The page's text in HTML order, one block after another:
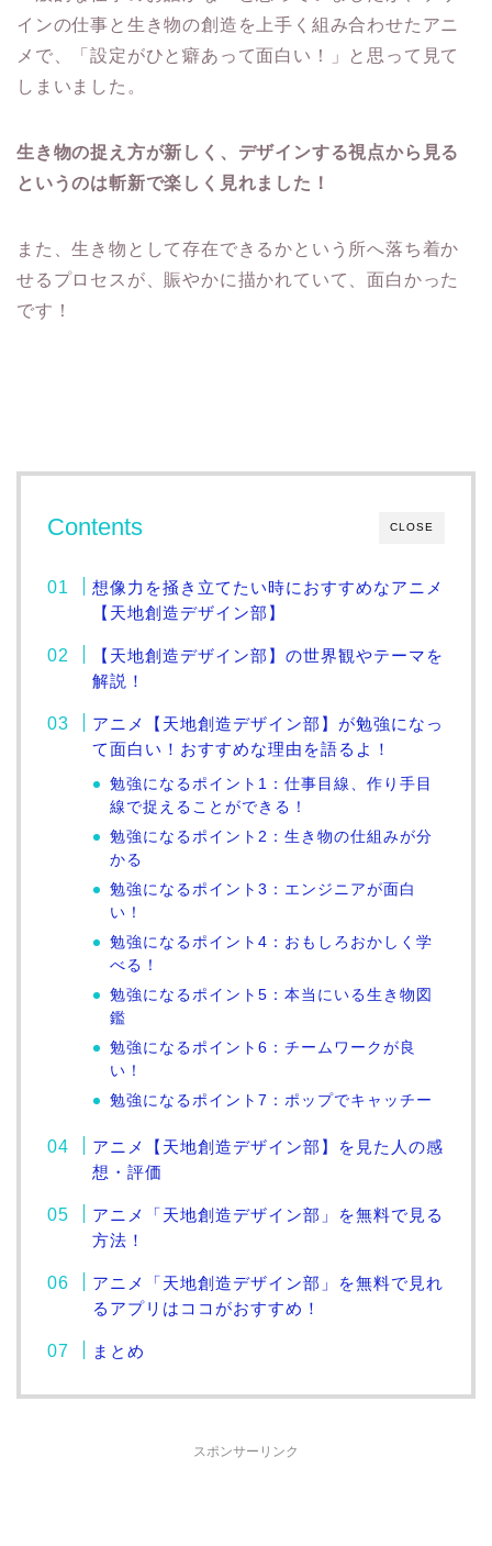
インの仕事と生き物の創造を上手く組み合わせたアニ
メで、「設定がひと癖あって面白い！」と思って見て
しまいました。
生き物の捉え方が新しく、デザインする視点から見る
というのは斬新で楽しく見れました！
また、生き物として存在できるかという所へ落ち着か
せるプロセスが、賑やかに描かれていて、面白かった
です！
CLOSE
Contents
想像力を掻き立てたい時におすすめなアニメ
【天地創造デザイン部】
【天地創造デザイン部】の世界観やテーマを
解説！
アニメ【天地創造デザイン部】が勉強になっ
て面白い！おすすめな理由を語るよ！
勉強になるポイント1：仕事目線、作り手目
線で捉えることができる！
勉強になるポイント2：生き物の仕組みが分
かる
勉強になるポイント3：エンジニアが面白
い！
勉強になるポイント4：おもしろおかしく学
べる！
勉強になるポイント5：本当にいる生き物図
鑑
勉強になるポイント6：チームワークが良
い！
勉強になるポイント7：ポップでキャッチー
アニメ【天地創造デザイン部】を見た人の感
想・評価
アニメ「天地創造デザイン部」を無料で見る
方法！
アニメ「天地創造デザイン部」を無料で見れ
るアプリはココがおすすめ！
まとめ
スポンサーリンク